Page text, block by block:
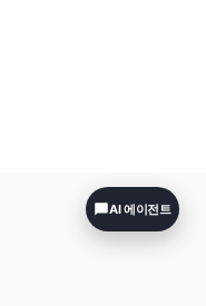
AI 에이전트